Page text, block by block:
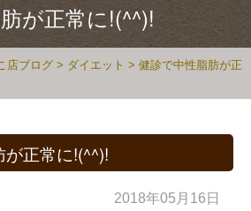
が正常に!(^^)!
店ブログ > ダイエット > 健診で中性脂肪が正
正常に!(^^)!
2018年05月16日